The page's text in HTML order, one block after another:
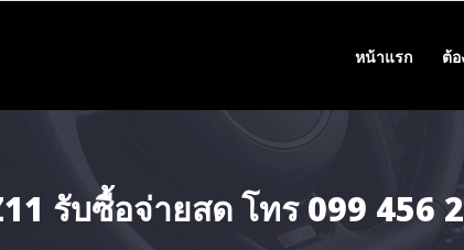
หน้าแรก ต้
รับซื้อจ่ายสด โทร 099 456